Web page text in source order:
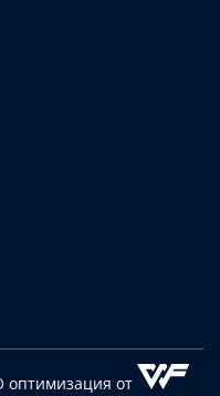
оптимизация от